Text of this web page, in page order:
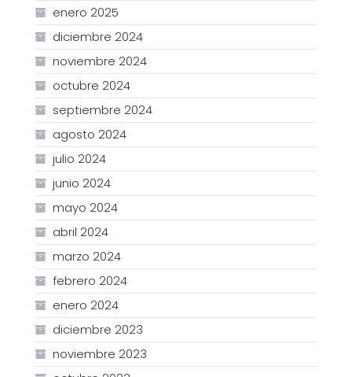
enero 2025
diciembre 2024
noviembre 2024
octubre 2024
septiembre 2024
agosto 2024
julio 2024
junio 2024
mayo 2024
abril 2024
marzo 2024
febrero 2024
enero 2024
diciembre 2023
noviembre 2023